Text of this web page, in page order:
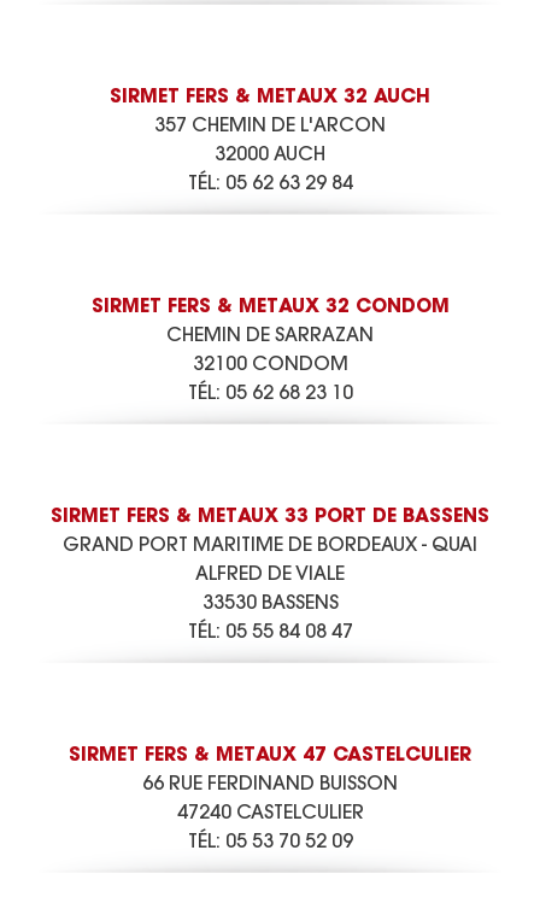
SIRMET FERS & METAUX 32 AUCH
357 CHEMIN DE L'ARCON
32000 AUCH
TÉL: 05 62 63 29 84
SIRMET FERS & METAUX 32 CONDOM
CHEMIN DE SARRAZAN
32100 CONDOM
TÉL: 05 62 68 23 10
SIRMET FERS & METAUX 33 PORT DE BASSENS
GRAND PORT MARITIME DE BORDEAUX - QUAI
ALFRED DE VIALE
33530 BASSENS
TÉL: 05 55 84 08 47
SIRMET FERS & METAUX 47 CASTELCULIER
66 RUE FERDINAND BUISSON
47240 CASTELCULIER
TÉL: 05 53 70 52 09